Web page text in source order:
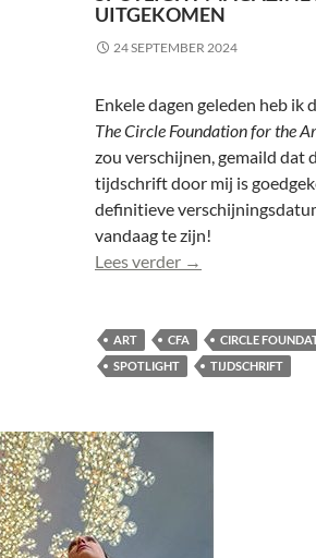
UITGEKOMEN
24 SEPTEMBER 2024
Enkele dagen geleden heb ik
The Circle Foundation for the
zou verschijnen, gemaild dat
tijdschrift door mij is
definitieve
vandaag te zijn!
Lees verder Spotlight
→
ART CFA CIRCLE
SPOTLIGHT
TIJDSCHRIFT